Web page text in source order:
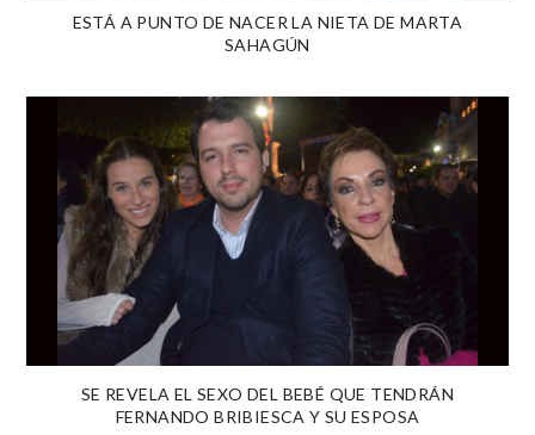
ESTÁ A PUNTO DE NACER LA NIETA DE MARTA
SAHAGÚN
SE REVELA EL SEXO DEL BEBÉ QUE TENDRÁN
FERNANDO BRIBIESCA Y SU ESPOSA